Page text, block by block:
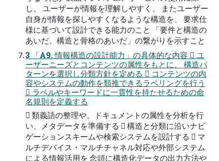
し、 ユーザーが情報を理解しやすく、 またユーザー
自身が情報を探しやすくなるような構造を、 要求仕
様に基づいて設計できる能力のこと 「要件と構造の
あいだ、構造と骨格のあいだ」の繋がりを示すこと
3 「A9. 情報構造の設計能力」の具体的な内容  ユ
ーザーニーズとコンテンツの属性をもとに、 構造パ
ターンを選択し分類方針を定める  コンテンツの内
容やシステムの動作を類推できるラベリングを行う
 ラベルやキーワードに一貫性を持たせるための命
名規則を定義する
 類義語の整理や、ドキュメントの属性を分析を行
い、メタデータを準備する  構造と分類に沿いナビ
ゲーションスキームや検索システムを設計する  マ
ルチデバイス・マルチチャネル対応や外部システム
による情報活用を 念頭に構造化データの出力方法や